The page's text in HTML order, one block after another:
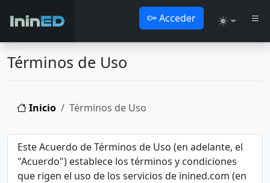
Acceder
Toggle
Términos de Uso
Inicio Términos de Uso
Este Acuerdo de Términos de Uso (en adelante, el
"Acuerdo") establece los términos y condiciones
que rigen el uso de los servicios de inined.com (en